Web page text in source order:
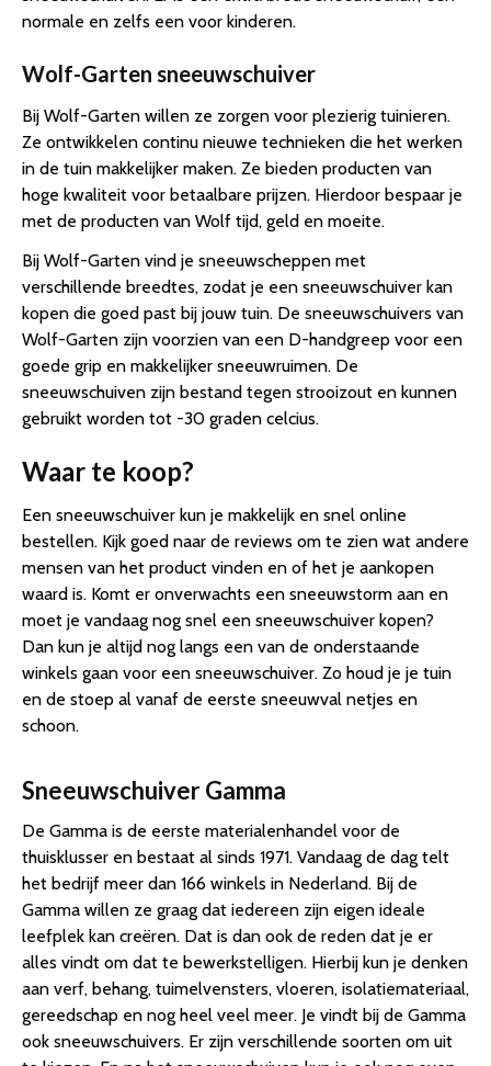
normale en zelfs een voor kinderen.
Wolf-Garten sneeuwschuiver
Bij Wolf-Garten willen ze zorgen voor plezierig tuinieren.
Ze ontwikkelen continu nieuwe technieken die het werken
in de tuin makkelijker maken. Ze bieden producten van
hoge kwaliteit voor betaalbare prijzen. Hierdoor bespaar je
met de producten van Wolf tijd, geld en moeite.
Bij Wolf-Garten vind je sneeuwscheppen met
verschillende breedtes, zodat je een sneeuwschuiver kan
kopen die goed past bij jouw tuin. De sneeuwschuivers van
Wolf-Garten zijn voorzien van een D-handgreep voor een
goede grip en makkelijker sneeuwruimen. De
sneeuwschuiven zijn bestand tegen strooizout en kunnen
gebruikt worden tot -30 graden celcius.
Waar te koop?
Een sneeuwschuiver kun je makkelijk en snel online
bestellen. Kijk goed naar de reviews om te zien wat andere
mensen van het product vinden en of het je aankopen
waard is. Komt er onverwachts een sneeuwstorm aan en
moet je vandaag nog snel een sneeuwschuiver kopen?
Dan kun je altijd nog langs een van de onderstaande
winkels gaan voor een sneeuwschuiver. Zo houd je je tuin
en de stoep al vanaf de eerste sneeuwval netjes en
schoon.
Sneeuwschuiver Gamma
De Gamma is de eerste materialenhandel voor de
thuisklusser en bestaat al sinds 1971. Vandaag de dag telt
het bedrijf meer dan 166 winkels in Nederland. Bij de
Gamma willen ze graag dat iedereen zijn eigen ideale
leefplek kan creëren. Dat is dan ook de reden dat je er
alles vindt om dat te bewerkstelligen. Hierbij kun je denken
aan verf, behang, tuimelvensters, vloeren, isolatiemateriaal,
gereedschap en nog heel veel meer. Je vindt bij de Gamma
ook sneeuwschuivers. Er zijn verschillende soorten om uit